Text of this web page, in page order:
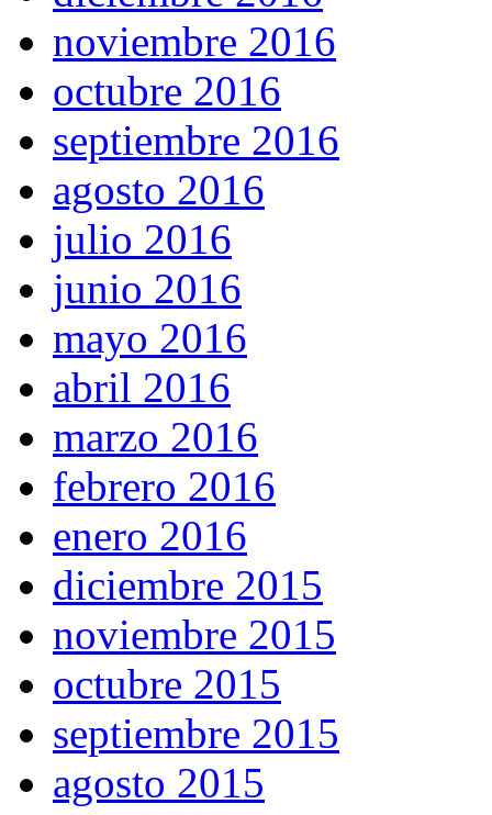
noviembre 2016
octubre 2016
septiembre 2016
agosto 2016
julio 2016
junio 2016
mayo 2016
abril 2016
marzo 2016
febrero 2016
enero 2016
diciembre 2015
noviembre 2015
octubre 2015
septiembre 2015
agosto 2015